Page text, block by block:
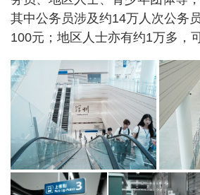
其中公务员涉及约14万人次公务
100元；地区人士亦有约1万多，